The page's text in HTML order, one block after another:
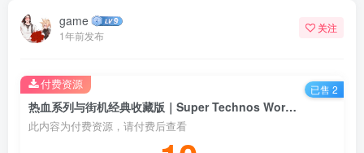
game
1年前发布
关注
热血系列与街机经典收藏版｜Super Technos World｜官方中文-build.18201234｜224M｜免安装
此内容为付费资源，请付费后查看
付费资源 已售 2